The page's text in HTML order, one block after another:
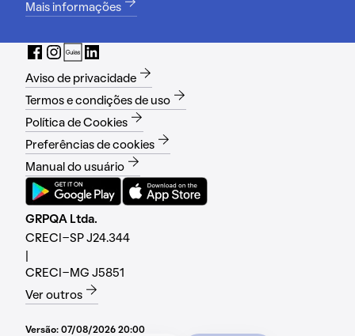
Mais informações
Aviso de privacidade
Termos e condições de uso
Política de Cookies
Preferências de cookies
Manual do usuário
GRPQA Ltda.
CRECI-SP J24.344
CRECI-MG J5851
Ver outros
Versão: 07/08/2026 20:00